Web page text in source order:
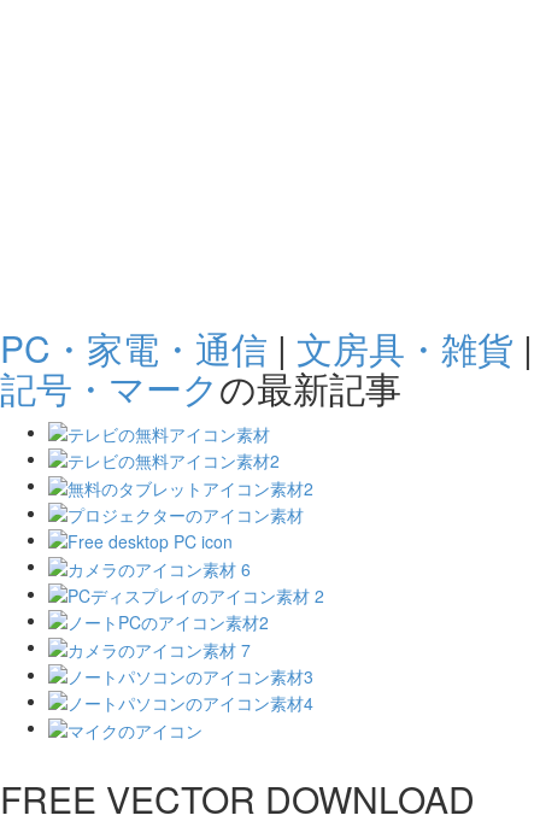
PC・家電・通信 | 文房具・雑貨 |
記号・マークの最新記事
FREE VECTOR DOWNLOAD